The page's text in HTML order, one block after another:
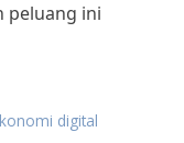
peluang ini
digital